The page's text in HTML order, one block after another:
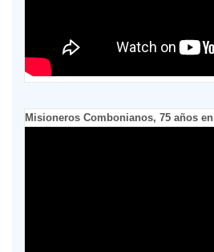
Misioneros Combonianos, 75 años